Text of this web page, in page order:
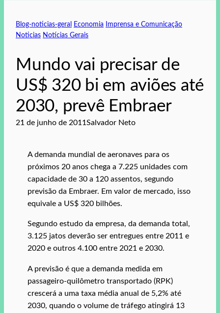
Blog-noticias-geral Economia
Imprensa e Comunicação
Noticias Notícias Gerais
Mundo vai precisar de
US$ 320 bi em aviões até
2030, prevê Embraer
21 de junho de 2011 Salvador Neto
A demanda mundial de aeronaves para os
próximos 20 anos chega a 7.225 unidades com
capacidade de 30 a 120 assentos, segundo
previsão da Embraer. Em valor de mercado, isso
equivale a US$ 320 bilhões.
Segundo estudo da empresa, da demanda total,
3.125 jatos deverão ser entregues entre 2011 e
2020 e outros 4.100 entre 2021 e 2030.
A previsão é que a demanda medida em
passageiro-quilômetro transportado (RPK)
crescerá a uma taxa média anual de 5,2% até
2030, quando o volume de tráfego atingirá 13